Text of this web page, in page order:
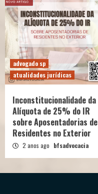
advogado sp
atualidades jurídicas
Inconstitucionalidade da
Alíquota de 25% do IR
sobre Aposentadorias de
Residentes no Exterior
2 anos ago bfsadvocacia